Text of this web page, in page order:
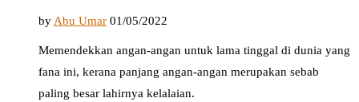
by Abu Umar 01/05/2022
Memendekkan angan-angan untuk lama tinggal di dunia yang
fana ini, kerana panjang angan-angan merupakan sebab
paling besar lahirnya kelalaian.